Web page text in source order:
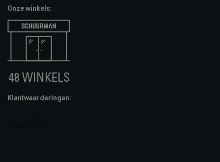
Onze winkels:
Klantwaarderingen: